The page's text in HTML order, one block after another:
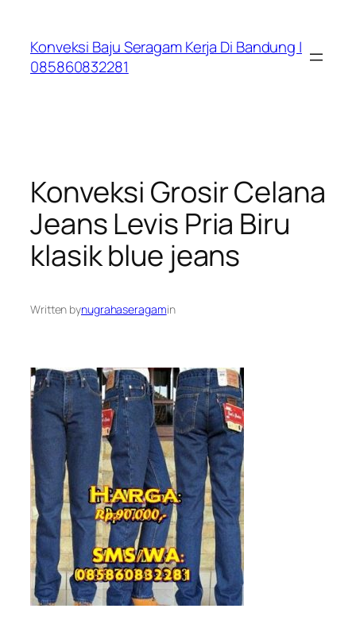
konten
Konveksi Baju Seragam Kerja Di Bandung |
085860832281
Konveksi Grosir Celana
Jeans Levis Pria Biru
klasik blue jeans
Written bynugrahaseragamin